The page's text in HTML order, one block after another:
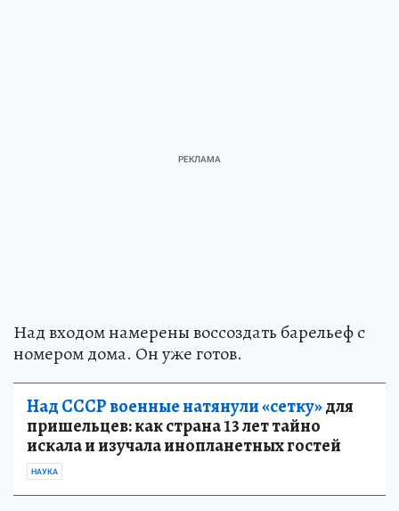
Над входом намерены воссоздать барельеф с
номером дома. Он уже готов.
Над СССР военные натянули «сетку»для
пришельцев: как страна 13 лет тайно
искала и изучала инопланетных гостей
НАУКА